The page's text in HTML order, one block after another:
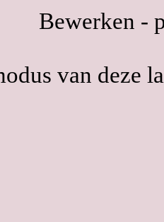
Bewerken -
van deze